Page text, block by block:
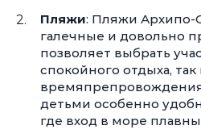
Пляжи: Пляжи Архипо-
галечные и довольно
позволяет выбрать
спокойного отдыха,
детьми особенно
где вход в море